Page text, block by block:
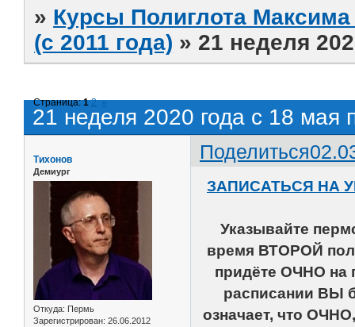
» Курсы Полиглота
(с 2011 года) » 21 неделя
21 неделя 2020 года с 18 мая
Страница:1 2 »
Поделиться
Тихонов
Демиург
Откуда: Пермь
Зарегистрирован: 26.06.2012
ЗАПИСАТЬСЯ НА
Указывайте
время ВТОРОЙ
придёте ОЧНО на
расписании ВЫ
означает, что